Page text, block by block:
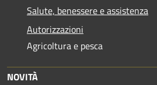
Salute, benessere e assistenza
Autorizzazioni
Agricoltura e pesca
NOVITÀ